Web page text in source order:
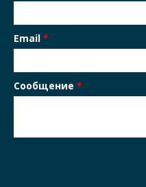
Email *
Сообщение *